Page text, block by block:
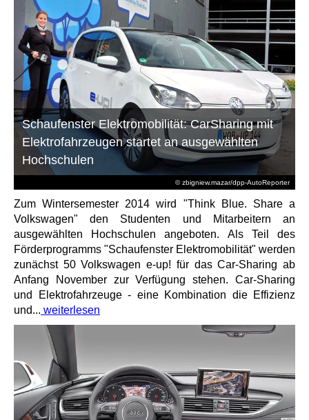
© zbigniew.mazar/dpp-AutoReporter
Schaufenster Elektromobilität: CarSharing mit
Elektrofahrzeugen startet an ausgewählten
Hochschulen
Zum Wintersemester 2014 wird "Think Blue. Share a
Volkswagen" den Studenten und Mitarbeitern an
ausgewählten Hochschulen angeboten. Als Teil des
Förderprogramms "Schaufenster Elektromobilität" werden
zunächst 50 Volkswagen e-up! für das Car-Sharing ab
Anfang November zur Verfügung stehen. Car-Sharing
und Elektrofahrzeuge - eine Kombination die Effizienz
und... weiterlesen